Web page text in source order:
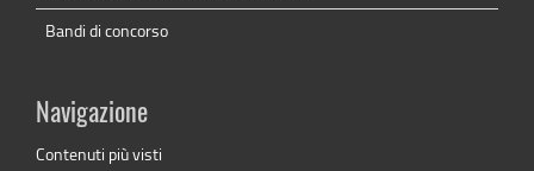
Bandi di concorso
Navigazione
Contenuti più visti